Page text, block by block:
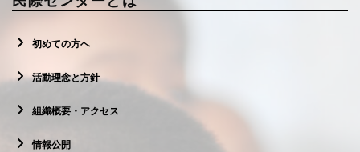
初めての方へ
活動理念と方針
組織概要・アクセス
情報公開